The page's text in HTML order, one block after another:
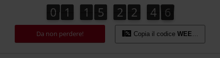
merch
Abbigliamento
Alternativo
0
0 1
1 1
1 5
5 2
2 2
2 4
4
4
4 3
4
3
5
4
Da non perdere! Copia il codice WEEKEND